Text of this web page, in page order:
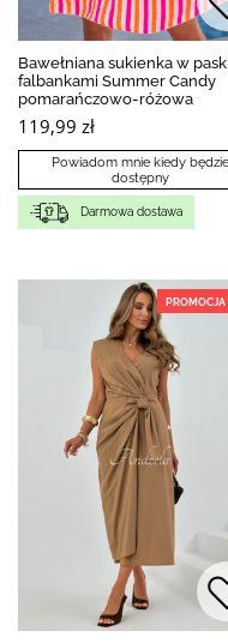
Bawełniana sukienka w
falbankami Summer Candy
pomarańczowo-różowa
119,99 zł
Powiadom mnie kiedy będzie
dostępny
Darmowa dostawa